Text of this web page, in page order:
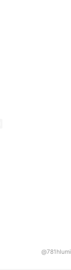
@781hlumi